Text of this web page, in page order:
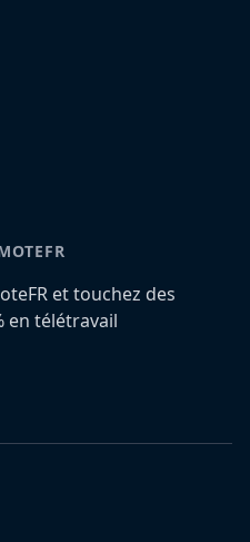
et touchez des
en télétravail